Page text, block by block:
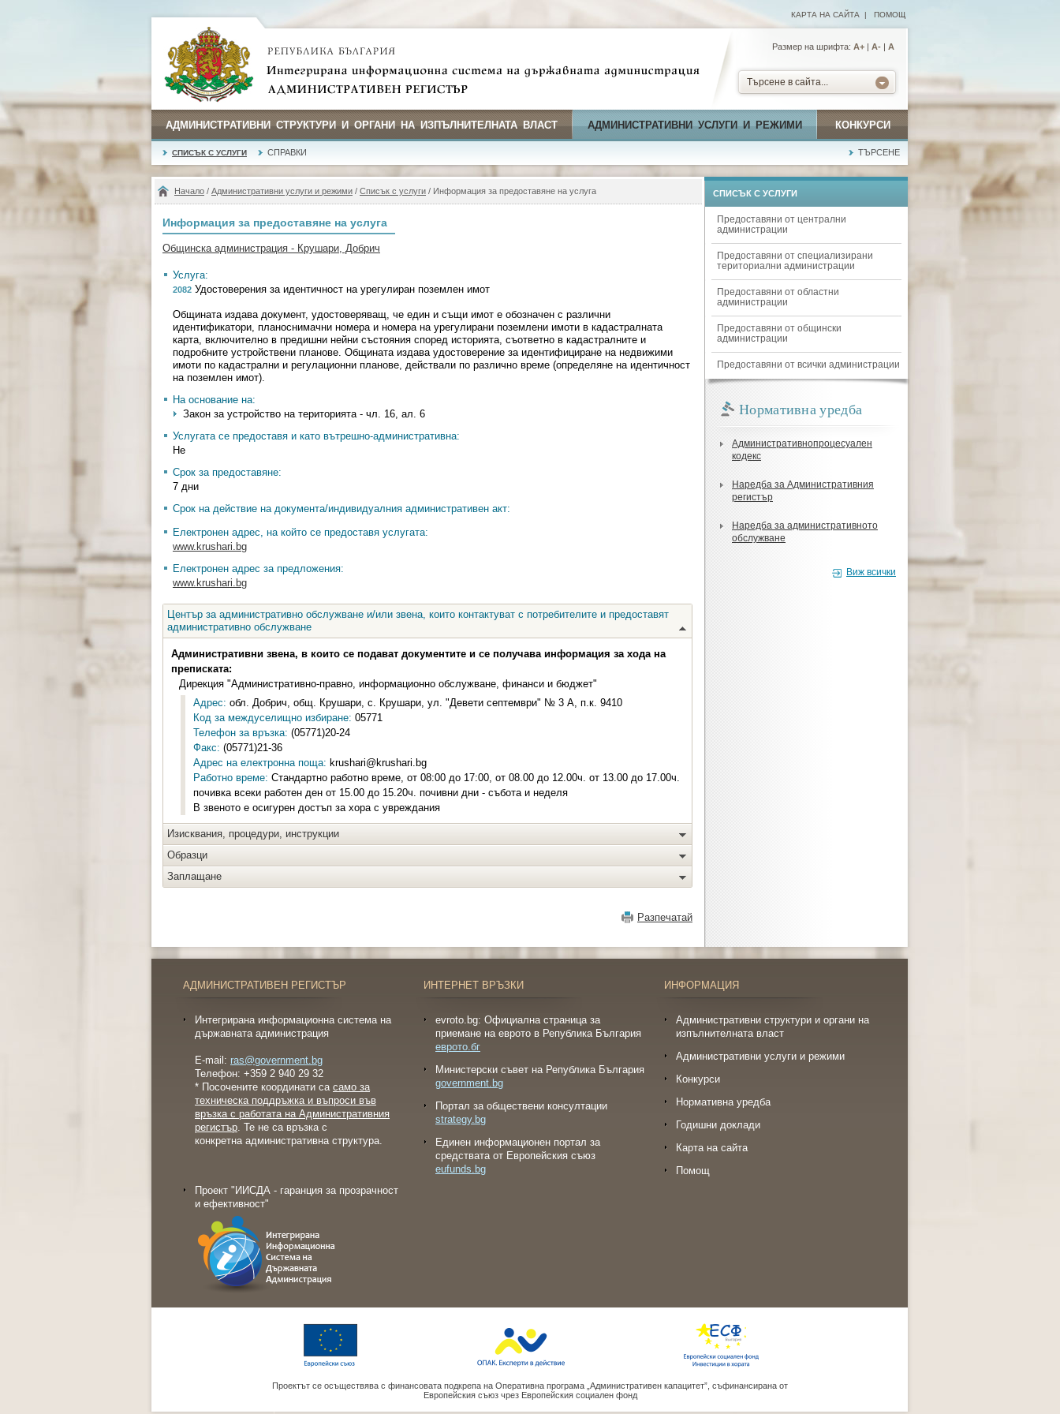
КАРТА НА САЙТА | ПОМОЩ
Размер на шрифта: А+ | A- | A
Търсене в сайта...
АДМИНИСТРАТИВНИ СТРУКТУРИ И ОРГАНИ НА ИЗПЪЛНИТЕЛНАТА ВЛАСТ АДМИНИСТРАТИВНИ УСЛУГИ И РЕЖИМИ КОНКУРСИ
СПИСЪК С УСЛУГИ СПРАВКИ ТЪРСЕНЕ
Начало / Административни услуги и режими / Списък с услуги / Информация за предоставяне на услуга
Информация за предоставяне на услуга
Общинска администрация - Крушари, Добрич
Услуга:
2082 Удостоверения за идентичност на урегулиран поземлен имот
Общината издава документ, удостоверяващ, че един и същи имот е обозначен с различни
идентификатори, планоснимачни номера и номера на урегулирани поземлени имоти в кадастралната
карта, включително в предишни нейни състояния според историята, съответно в кадастралните и
подробните устройствени планове. Общината издава удостоверение за идентифициране на недвижими
имоти по кадастрални и регулационни планове, действали по различно време (определяне на идентичност
на поземлен имот).
На основание на:
Закон за устройство на територията - чл. 16, ал. 6
Услугата се предоставя и като вътрешно-административна:
Не
Срок за предоставяне:
7 дни
Срок на действие на документа/индивидуалния административен акт:
Електронен адрес, на който се предоставя услугата:
www.krushari.bg
Електронен адрес за предложения:
www.krushari.bg
Център за административно обслужване и/или звена, които контактуват с потребителите и предоставят
административно обслужване
Административни звена, в които се подават документите и се получава информация за хода на
преписката:
Дирекция "Административно-правно, информационно обслужване, финанси и бюджет"
Адрес: обл. Добрич, общ. Крушари, с. Крушари, ул. "Девети септември" № 3 А, п.к. 9410
Код за междуселищно избиране: 05771
Телефон за връзка: (05771)20-24
Факс: (05771)21-36
Адрес на електронна поща: krushari@krushari.bg
Работно време: Стандартно работно време, от 08:00 до 17:00, от 08.00 до 12.00ч. от 13.00 до 17.00ч.
почивка всеки работен ден от 15.00 до 15.20ч. почивни дни - събота и неделя
В звеното е осигурен достъп за хора с увреждания
Изисквания, процедури, инструкции
Образци
Заплащане
Разпечатай
СПИСЪК С УСЛУГИ
Предоставяни от централни
администрации
Предоставяни от специализирани
териториални администрации
Предоставяни от областни
администрации
Предоставяни от общински
администрации
Предоставяни от всички администрации
Нормативна уредба
Административнопроцесуален
кодекс
Наредба за Административния
регистър
Наредба за административното
обслужване
Виж всички
АДМИНИСТРАТИВЕН РЕГИСТЪР
Интегрирана информационна система на
държавната администрация
E-mail: ras@government.bg
Телефон: +359 2 940 29 32
* Посочените координати са само за
техническа поддръжка и въпроси във
връзка с работата на Административния
регистър. Те не са връзка с
конкретна административна структура.
Проект "ИИСДА - гаранция за прозрачност
и ефективност"
ИНТЕРНЕТ ВРЪЗКИ
evroto.bg: Официална страница за
приемане на еврото в Република България
еврото.бг
Министерски съвет на Република България
government.bg
Портал за обществени консултации
strategy.bg
Eдинен информационен портал за
средствата от Европейския съюз
eufunds.bg
ИНФОРМАЦИЯ
Административни структури и органи на
изпълнителната власт
Административни услуги и режими
Конкурси
Нормативна уредба
Годишни доклади
Карта на сайта
Помощ
Проектът се осъществява с финансовата подкрепа на Оперативна програма „Административен капацитет”, съфинансирана от
Европейския съюз чрез Европейския социален фонд